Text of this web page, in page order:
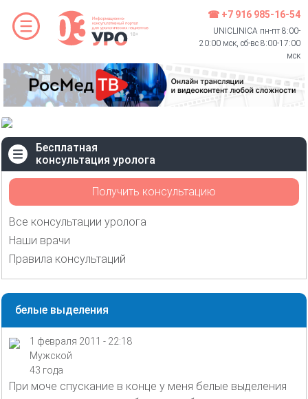
☎ +7 916 985-16-54
UNICLINICA пн-пт 8:00-
20:00 мск, сб-вс 8:00-17:00
мск
Бесплатная
консультация уролога
Получить консультацию
Все консультации уролога
Наши врачи
Правила консультаций
белые выделения
1 февраля 2011 - 22:18
Мужской
43 года
При моче спускание в конце у меня белые выделения